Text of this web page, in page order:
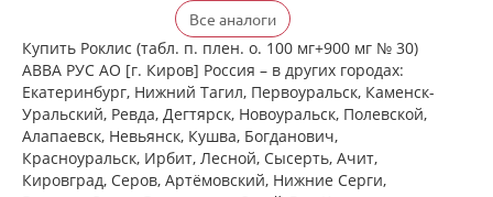
Детралекс (табл. п. плен. о. 500 мг №
60) Лаборатории Сервье Индастри
Франция Сервье РУС ООО Россия
есть в 1 аптеках
от 2 164,00 до 2 164,00
Венарус (табл. п. плен. о. 50 мг+450
мг № 30) Алиум АО (Московская
обл,.рп. Оболенск) Россия
Все аналоги
Купить Роклис (табл. п. плен. о. 100 мг+900 мг № 30)
АВВА РУС АО [г. Киров] Россия – в других городах:
Екатеринбург, Нижний Тагил, Первоуральск, Каменск-
Уральский, Ревда, Дегтярск, Новоуральск, Полевской,
Алапаевск, Невьянск, Кушва, Богданович,
Красноуральск, Ирбит, Лесной, Сысерть, Ачит,
Кировград, Серов, Артёмовский, Нижние Cерги,